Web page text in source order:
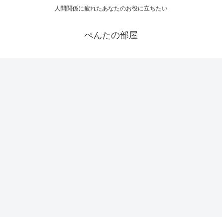
人間関係に疲れたあなたのお役に立ちたい
ぺんたの部屋